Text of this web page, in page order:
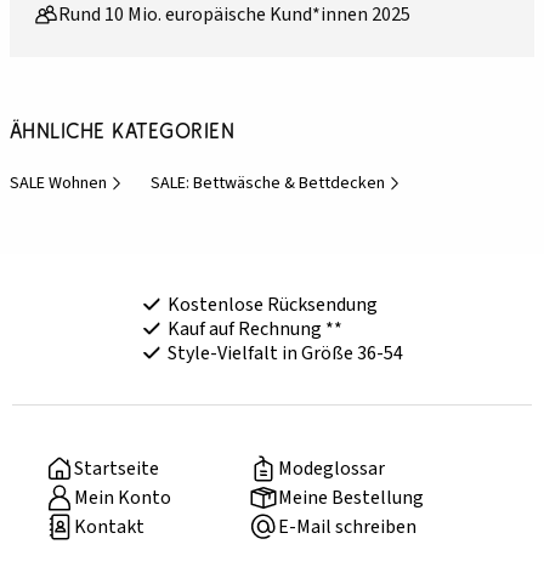
Rund 10 Mio. europäische Kund*innen 2025
Ähnliche Kategorien
SALE Wohnen SALE: Bettwäsche & Bettdecken
Kostenlose Rücksendung
Kauf auf Rechnung **
Style-Vielfalt in Größe 36-54
Startseite
Modeglossar
Mein Konto
Meine Bestellung
Kontakt
E-Mail schreiben